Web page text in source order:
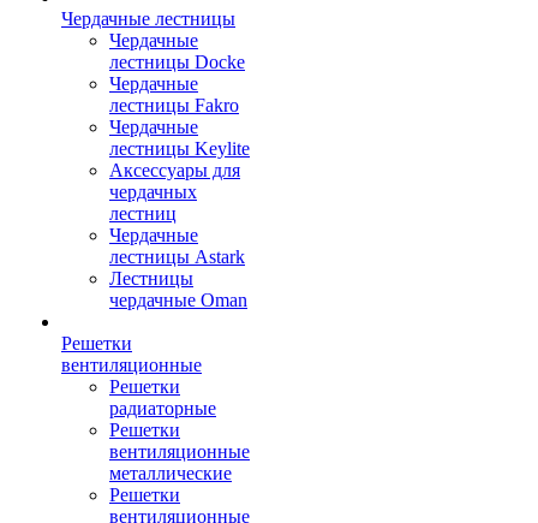
Чердачные лестницы
Чердачные
лестницы Docke
Чердачные
лестницы Fakro
Чердачные
лестницы Keylite
Аксессуары для
чердачных
лестниц
Чердачные
лестницы Astark
Лестницы
чердачные Oman
Решетки
вентиляционные
Решетки
радиаторные
Решетки
вентиляционные
металлические
Решетки
вентиляционные